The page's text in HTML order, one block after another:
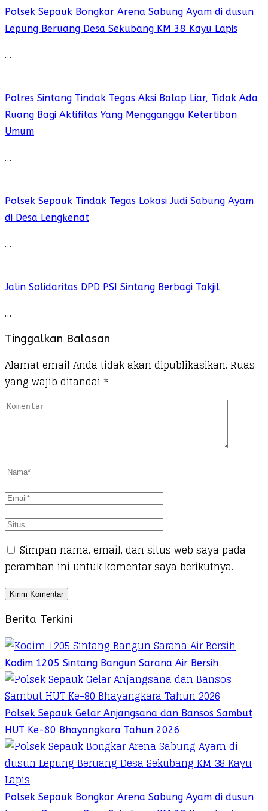
Polsek Sepauk Bongkar Arena Sabung Ayam di dusun
Lepung Beruang Desa Sekubang KM 38 Kayu Lapis
…
Polres Sintang Tindak Tegas Aksi Balap Liar, Tidak Ada
Ruang Bagi Aktifitas Yang Mengganggu Ketertiban
Umum
…
Polsek Sepauk Tindak Tegas Lokasi Judi Sabung Ayam
di Desa Lengkenat
…
Jalin Solidaritas DPD PSI Sintang Berbagi Takjil
…
Tinggalkan Balasan
Alamat email Anda tidak akan dipublikasikan. Ruas
yang wajib ditandai *
Simpan nama, email, dan situs web saya pada
peramban ini untuk komentar saya berikutnya.
Berita Terkini
Kodim 1205 Sintang Bangun Sarana Air Bersih
Polsek Sepauk Gelar Anjangsana dan Bansos Sambut
HUT Ke-80 Bhayangkara Tahun 2026
Polsek Sepauk Bongkar Arena Sabung Ayam di dusun